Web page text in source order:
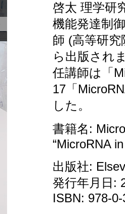
啓太 理学研
機能発達制
師 (高等研
ら出版され
任講師は「
17「
した。
書籍名:
“MicroRNA
出版社:
発行年月日
ISBN: 978-